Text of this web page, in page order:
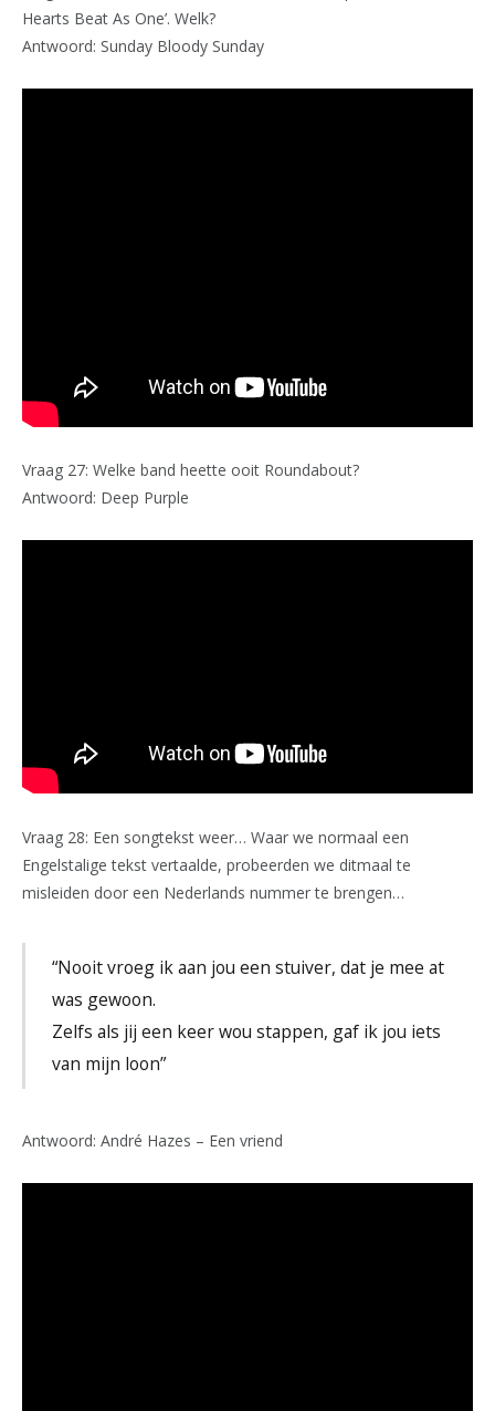
Hearts Beat As One’. Welk?
Antwoord: Sunday Bloody Sunday
Vraag 27: Welke band heette ooit Roundabout?
Antwoord: Deep Purple
Vraag 28: Een songtekst weer… Waar we normaal een
Engelstalige tekst vertaalde, probeerden we ditmaal te
misleiden door een Nederlands nummer te brengen…
“Nooit vroeg ik aan jou een stuiver, dat je mee at
was gewoon.
Zelfs als jij een keer wou stappen, gaf ik jou iets
van mijn loon”
Antwoord: André Hazes – Een vriend